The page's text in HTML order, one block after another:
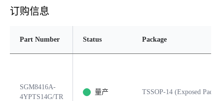
订购信息
Part Number Status Package
SGM8416A-
4YPTS14G/TR
量产 TSSOP-14 (Exposed Pad)